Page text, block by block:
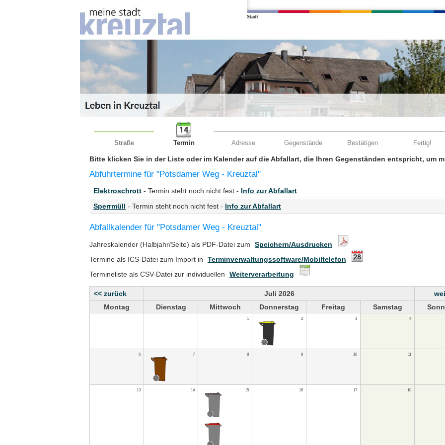
Straße Termin Adresse Gegenstände Bestätigen Fertig!
Bitte klicken Sie in der Liste oder im Kalender auf die Abfallart, die Ihren Gegenständen entspricht, um
Abfuhrtermine für "Potsdamer Weg - Kreuztal"
Elektroschrott - Termin steht noch nicht fest - Info zur Abfallart
Sperrmüll - Termin steht noch nicht fest - Info zur Abfallart
Abfallkalender für "Potsdamer Weg - Kreuztal"
Jahreskalender (Halbjahr/Seite) als PDF-Datei zum
Speichern/Ausdrucken
Termine als ICS-Datei zum Import in
Terminverwaltungssoftware/Mobiltelefon
Termineliste als CSV-Datei zur individuellen
Weiterverarbeitung
<< zurück Juli 2026
Montag
Dienstag Mittwoch Donnerstag Freitag Samstag
1 2 3 4
6 7 8 9 10 11
13 14 15 16 17 18